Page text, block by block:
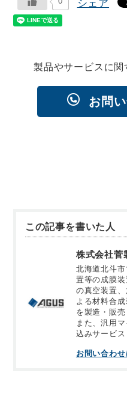
シェア
製品やサービスに
お問
この記事を書いた人
株式会社菅
北海道北斗
置等の成膜
の真空装置
よる材料合
を製造・販売
また、汎用
込みサービス
お問い合わ